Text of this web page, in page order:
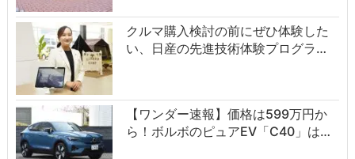
クルマ購入検討の前にぜひ体験した
い、日産の先進技術体験プログラ…
【ワンダー速報】価格は599万円か
ら！ボルボのピュアEV「C40」は…